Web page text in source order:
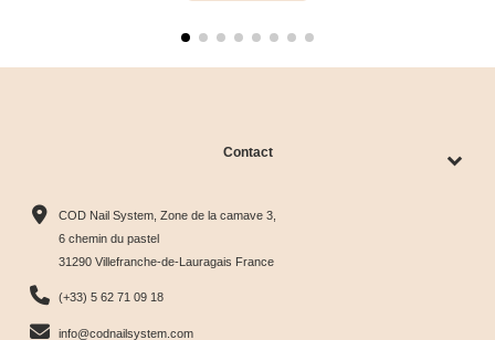
Contact
COD Nail System, Zone de la camave 3,
6 chemin du pastel
31290 Villefranche-de-Lauragais France
(+33) 5 62 71 09 18
info@codnailsystem.com